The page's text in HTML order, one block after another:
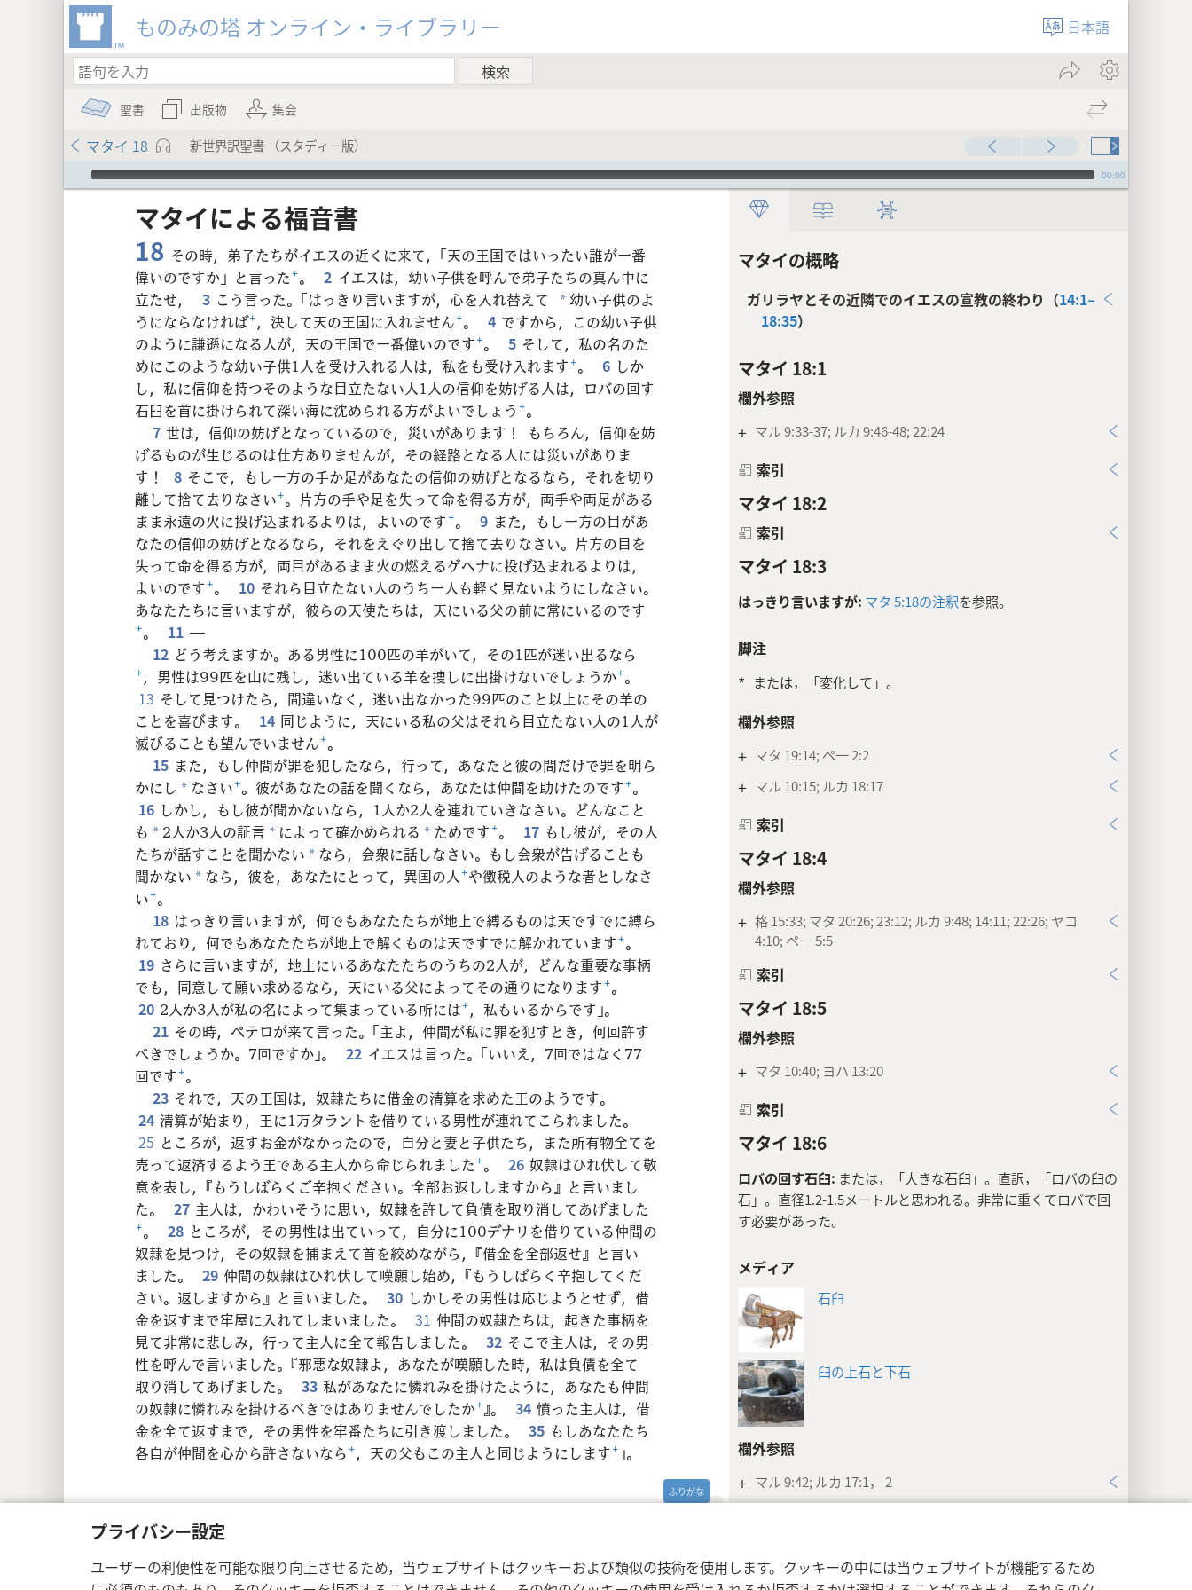
プライバシー設定
ユーザーの利便性を可能な限り向上させるため，当ウェブサイトはクッキーおよび類似の技術を使用します。クッキーの中には当ウェブサイトが機能するため
ものみの塔 オンライン・ライブラリー 日本語
聖書 出版物 集会
マタイ 18 新世界訳聖書 （スタディー版）
Audio Player 00:00
マタイの概略
ガリラヤとその近隣でのイエスの宣教の終わり（14:1–
18:35）
マタイ 18:1
欄外参照
+ マル 9:33-37; ルカ 9:46-48; 22:24
索引
マタイ 18:2
索引
マタイ 18:3
はっきり言いますが: マタ 5:18の注釈を参照。
脚注
* または，「変化して」。
欄外参照
+ マタ 19:14; ペ一 2:2
+ マル 10:15; ルカ 18:17
索引
マタイ 18:4
欄外参照
+ 格 15:33; マタ 20:26; 23:12; ルカ 9:48; 14:11; 22:26; ヤコ
4:10; ペ一 5:5
索引
マタイ 18:5
欄外参照
+ マタ 10:40; ヨハ 13:20
索引
マタイ 18:6
ロバの回す石臼: または，「大きな石臼」。直訳，「ロバの臼の
石」。直径1.2-1.5メートルと思われる。非常に重くてロバで回
す必要があった。
メディア
石臼
臼の上石と下石
欄外参照
+ マル 9:42; ルカ 17:1， 2
マタイ​に​よる​福音​書
18 その時，弟子たちがイエスの近くに来て，「天の王国ではいったい誰が一番
偉いのですか」と言った+。 2 イエスは，幼い子供を呼んで弟子たちの真ん中に
立たせ，
3 こう言った。「はっきり言いますが，心を入れ替えて * 幼い子供のよ
うにならなければ+，決して天の王国に入れません+。 4 ですから，この幼い子供
のように謙遜になる人が，天の王国で一番偉いのです+。 5 そして，私の名のた
めにこのような幼い子供1人を受け入れる人は，私をも受け入れます+。 6 しか
し，私に信仰を持つそのような目立たない人1人の信仰を妨げる人は，ロバの回す
石臼を首に掛けられて深い海に沈められる方がよいでしょう +。
7 世は，信仰の妨げとなっているので，災いがあります！ もちろん，信仰を妨
げるものが生じるのは仕方ありませんが，その経路となる人には災いがありま
す！
8 そこで，もし一方の手か足があなたの信仰の妨げとなるなら，それを切り
離して捨て去りなさい+。片方の手や足を失って命を得る方が，両手や両足がある
まま永遠の火に投げ込まれるよりは，よいのです+。 9 また，もし一方の目があ
なたの信仰の妨げとなるなら，それをえぐり出して捨て去りなさい。片方の目を
失って命を得る方が，両目があるまま火の燃えるゲヘナに投げ込まれるよりは，
よいのです+。 10 それら目立たない人のうち一人も軽く見ないようにしなさい。
あなたたちに言いますが，彼らの天使たちは，天にいる父の前に常にいるのです
+。 11 ―
12 どう考えますか。ある男性に100匹の羊がいて，その1匹が迷い出るなら
+，男性は99匹を山に残し，迷い出ている羊を捜しに出掛けないでしょうか+。
13 そして見つけたら，間違いなく，迷い出なかった99匹のこと以上にその羊の
ことを喜びます。
14 同じように，天にいる私の父はそれら目立たない人の1人が
滅びることも望んでいません+。
15 また，もし仲間が罪を犯したなら，行って，あなたと彼の間だけで罪を明ら
かにし * なさい+。彼があなたの話を聞くなら，あなたは仲間を助けたのです+。
16 しかし，もし彼が聞かないなら，1人か2人を連れていきなさい。どんなこと
も * 2人か3人の証言 * によって確かめられる * ためです+。 17 もし彼が，その人
たちが話すことを聞かない * なら，会衆に話しなさい。もし会衆が告げることも
聞かない * なら，彼を，あなたにとって，異国の人+や徴税人のような者としなさ
い+。
18 はっきり言いますが，何でもあなたたちが地上で縛るものは天ですでに縛ら
れており，何でもあなたたちが地上で解くものは天ですでに解かれています+。
19 さらに言いますが，地上にいるあなたたちのうちの2人が，どんな重要な事柄
でも，同意して願い求めるなら，天にいる父によってその通りになります+。
20 2人か3人が私の名によって集まっている所には+，私もいるからです」。
21 その時，ペテロが来て言った。「主よ，仲間が私に罪を犯すとき，何回許す
べきでしょうか。7回ですか」。
22 イエスは言った。「いいえ，7回ではなく77
回です+。
23 それで，天の王国は，奴隷たちに借金の清算を求めた王のようです。
24 清算が始まり，王に1万タラントを借りている男性が連れてこられました。
25 ところが，返すお金がなかったので，自分と妻と子供たち，また所有物全てを
売って返済するよう王である主人から命じられました+。 26 奴隷はひれ伏して敬
意を表し，『もうしばらくご辛抱ください。全部お返ししますから』と言いまし
た。
27 主人は，かわいそうに思い，奴隷を許して負債を取り消してあげました
+。 28 ところが，その男性は出ていって，自分に100デナリを借りている仲間の
奴隷を見つけ，その奴隷を捕まえて首を絞めながら，『借金を全部返せ』と言い
ました。
29 仲間の奴隷はひれ伏して嘆願し始め，『もうしばらく辛抱してくだ
さい。返しますから』と言いました。
30 しかしその男性は応じようとせず，借
金を返すまで牢屋に入れてしまいました。
31 仲間の奴隷たちは，起きた事柄を
見て非常に悲しみ，行って主人に全て報告しました。
32 そこで主人は，その男
性を呼んで言いました。『邪悪な奴隷よ，あなたが嘆願した時，私は負債を全て
取り消してあげました。
33 私があなたに憐れみを掛けたように，あなたも仲間
の奴隷に憐れみを掛けるべきではありませんでしたか+』。 34 憤った主人は，借
金を全て返すまで，その男性を牢番たちに引き渡しました。
35 もしあなたたち
各自が仲間を心から許さないなら+，天の父もこの主人と同じようにします+ 」。